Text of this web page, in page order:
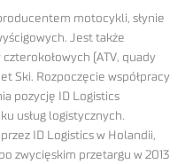
motocykli, słynie
Jest także
(ATV, quady
Ski. Rozpoczęcie współpracy
pozycję ID Logistics
usług logistycznych.
ID Logistics w Holandii,
zwycięskim przetargu w 2013